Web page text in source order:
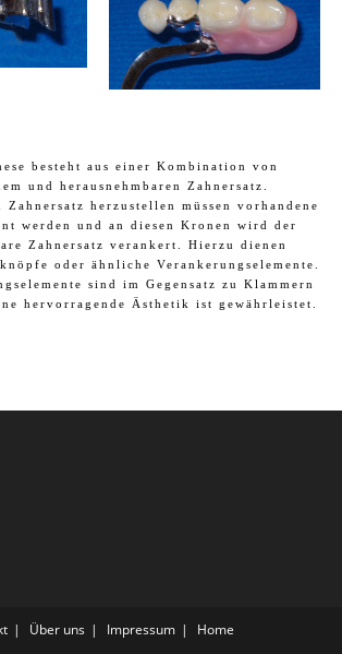
besteht aus einer Kombination von
und herausnehmbaren Zahnersatz.
Zahnersatz herzustellen müssen vorhandene
werden und an diesen Kronen wird der
Zahnersatz verankert. Hierzu dienen
oder ähnliche Verankerungselemente.
sind im Gegensatz zu Klammern
hervorragende Ästhetik ist gewährleistet.
Über uns Impressum Home